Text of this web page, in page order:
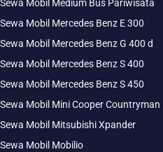
Sewa Mobil Medium Bus Pariwisata
Sewa Mobil Mercedes Benz E 300
Sewa Mobil Mercedes Benz G 400 d
Sewa Mobil Mercedes Benz S 400
Sewa Mobil Mercedes Benz S 450
Sewa Mobil Mini Cooper Countryman
Sewa Mobil Mitsubishi Xpander
Sewa Mobil Mobilio